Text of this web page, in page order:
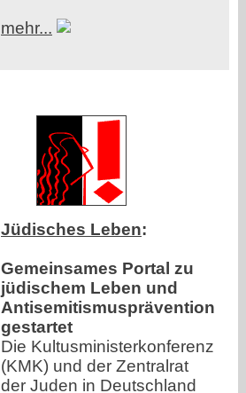
mehr...
Jüdisches Leben:
Gemeinsames Portal zu
jüdischem Leben und
Antisemitismusprävention
gestartet
Die Kultusministerkonferenz
(KMK) und der Zentralrat
der Juden in Deutschland